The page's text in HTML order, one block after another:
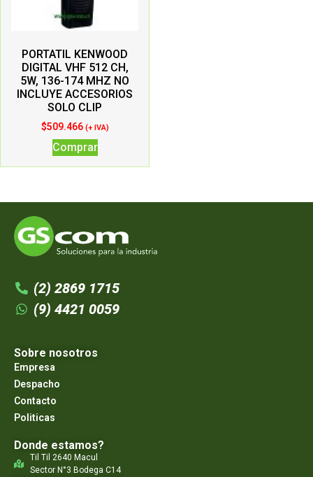
PORTATIL KENWOOD
DIGITAL VHF 512 CH,
5W, 136-174 MHZ NO
INCLUYE ACCESORIOS
SOLO CLIP
$509.466 (+ IVA)
Comprar
(2) 2869 1715
(9) 4421 0059
Sobre nosotros
Empresa
Despacho
Contacto
Politicas
Donde estamos?
Til Til 2640 Macul
Sector N°3 Bodega C14